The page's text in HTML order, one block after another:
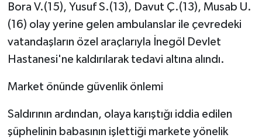
Bora V.(15), Yusuf S.(13), Davut Ç.(13), Musab U.
(16) olay yerine gelen ambulanslar ile çevredeki
vatandaşların özel araçlarıyla İnegöl Devlet
Hastanesi'ne kaldırılarak tedavi altına alındı.
Market önünde güvenlik önlemi
Saldırının ardından, olaya karıştığı iddia edilen
şüphelinin babasının işlettiği markete yönelik